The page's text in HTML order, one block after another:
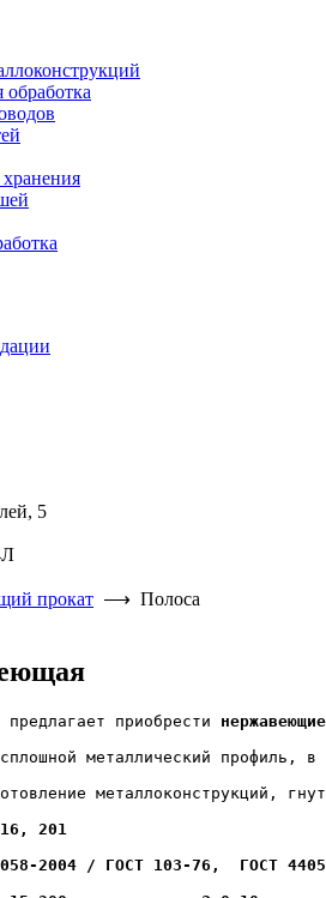
обработка
хранения
5
прокат ⟶ Полоса
предлагает приобрести
металлический профиль, в
металлоконструкций,
201
2004 / ГОСТ 103-76,  ГОСТ